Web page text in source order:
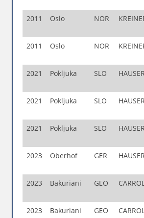
2011 Oslo NOR
2011
Oslo NOR
2021
Pokljuka SLO
2021 Pokljuka SLO
2021 Pokljuka SLO
2023
Oberhof GER
2023 Bakuriani GEO
2023 Bakuriani GEO